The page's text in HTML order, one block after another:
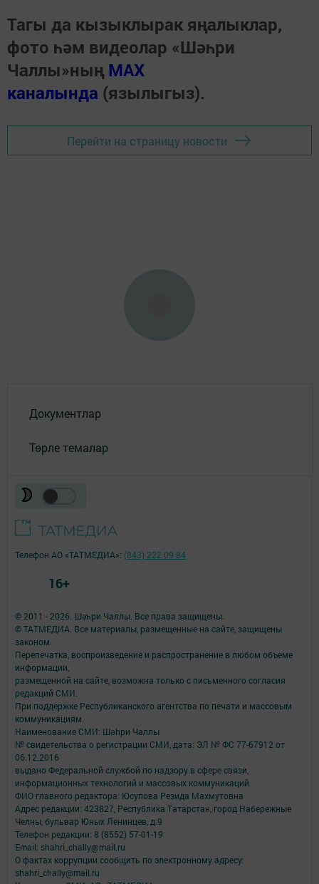
Тагы да кызыклырак яңалыклар,
фото һәм видеолар «Шәһри
Чаллы»ның MAX
каналында (язылыгыз).
Перейти на страницу новости
Документлар
Төрле темалар
© 2011 - 2026. Шәһри Чаллы. Все права защищены.
© ТАТМЕДИА. Все материалы, размещенные на сайте, защищены
законом.
Перепечатка, воспроизведение и распространение в любом объеме
информации,
размещенной на сайте, возможна только с письменного согласия
редакций СМИ.
При поддержке Республиканского агентства по печати и массовым
коммуникациям.
Наименование СМИ: Шəhри Чаллы
№ свидетельства о регистрации СМИ, дата: ЭЛ № ФС 77-67912 от
06.12.2016
выдано Федеральной службой по надзору в сфере связи,
информационных технологий и массовых коммуникаций
ФИО главного редактора: Юсупова Резида Махмутовна
Адрес редакции: 423827, Республика Татарстан, город Набережные
Челны, бульвар Юных Ленинцев, д.9
Телефон редакции: 8 (8552) 57-01-19
Email: shahri_chally@mail.ru
О фактах коррупции сообщить по электронному адресу:
shahri_chally@mail.ru
Телефон АО «ТАТМЕДИА»: (843) 222 09 84
16+